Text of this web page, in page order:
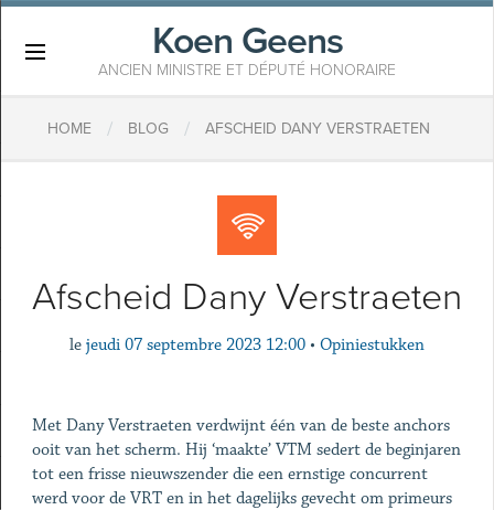
Koen Geens
ANCIEN MINISTRE ET DÉPUTÉ HONORAIRE
HOME / BLOG / AFSCHEID DANY VERSTRAETEN
Afscheid Dany Verstraeten
le jeudi 07 septembre 2023 12:00 • Opiniestukken
Met Dany Verstraeten verdwijnt één van de beste anchors
ooit van het scherm. Hij ‘maakte’ VTM sedert de beginjaren
tot een frisse nieuwszender die een ernstige concurrent
werd voor de VRT en in het dagelijks gevecht om primeurs